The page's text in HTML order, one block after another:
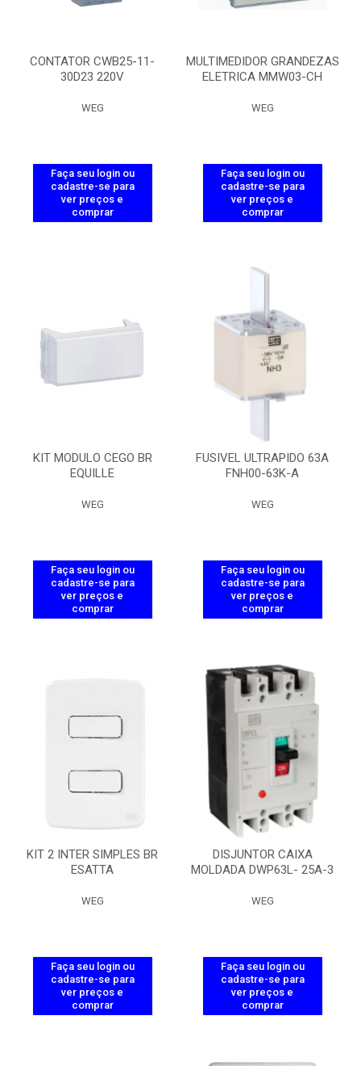
CONTATOR CWB25-11-
30D23 220V
WEG
Faça seu login ou
cadastre-se para
ver preços e
comprar
MULTIMEDIDOR GRANDEZAS
ELETRICA MMW03-CH
WEG
Faça seu login ou
cadastre-se para
ver preços e
comprar
KIT MODULO CEGO BR
EQUILLE
WEG
Faça seu login ou
cadastre-se para
ver preços e
comprar
FUSIVEL ULTRAPIDO 63A
FNH00-63K-A
WEG
Faça seu login ou
cadastre-se para
ver preços e
comprar
KIT 2 INTER SIMPLES BR
ESATTA
WEG
Faça seu login ou
cadastre-se para
ver preços e
comprar
DISJUNTOR CAIXA
MOLDADA DWP63L- 25A-3
WEG
Faça seu login ou
cadastre-se para
ver preços e
comprar